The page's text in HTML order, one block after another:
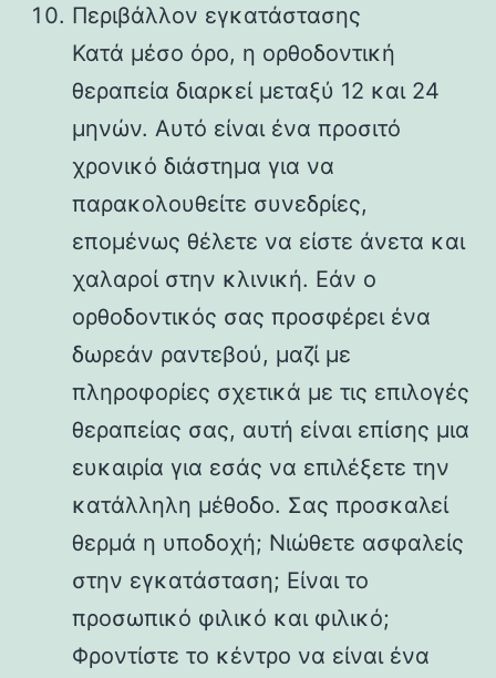
Περιβάλλον εγκατάστασης
Κατά μέσο όρο, η ορθοδοντική
θεραπεία διαρκεί μεταξύ 12 και 24
μηνών. Αυτό είναι ένα προσιτό
χρονικό διάστημα για να
παρακολουθείτε συνεδρίες,
επομένως θέλετε να είστε άνετα και
χαλαροί στην κλινική. Εάν ο
ορθοδοντικός σας προσφέρει ένα
δωρεάν ραντεβού, μαζί με
πληροφορίες σχετικά με τις επιλογές
θεραπείας σας, αυτή είναι επίσης μια
ευκαιρία για εσάς να επιλέξετε την
κατάλληλη μέθοδο. Σας προσκαλεί
θερμά η υποδοχή; Νιώθετε ασφαλείς
στην εγκατάσταση; Είναι το
προσωπικό φιλικό και φιλικό;
Φροντίστε το κέντρο να είναι ένα